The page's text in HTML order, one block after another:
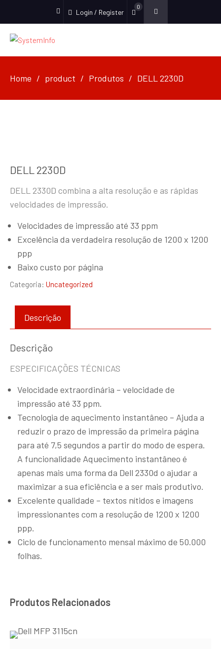
facebook
Login / Register
0
Home product Produtos DELL 2230D
DELL 2230D
DELL 2330D combina a alta resolução e as rápidas
velocidades de impressão.
Velocidades de impressão até 33 ppm
Excelência da verdadeira resolução de 1200 x 1200
ppp
Baixo custo por página
Categoria: Uncategorized
Descrição
Descrição
ESPECIFICAÇÕES TÉCNICAS
Velocidade extraordinária – velocidade de
impressão até 33 ppm.
Tecnologia de aquecimento instantâneo – Ajuda a
reduzir o prazo de impressão da primeira página
para até 7,5 segundos a partir do modo de espera.
A funcionalidade Aquecimento instantâneo é
apenas mais uma forma da Dell 2330d o ajudar a
maximizar a sua eficiência e a ser mais produtivo.
Excelente qualidade – textos nítidos e imagens
impressionantes com a resolução de 1200 x 1200
ppp.
Ciclo de funcionamento mensal máximo de 50.000
folhas.
Produtos Relacionados